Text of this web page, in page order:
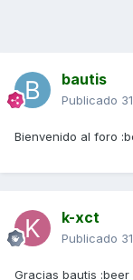
bautis
Publicado
Bienvenido al foro
k-xct
Publicado
Gracias bautis :beer